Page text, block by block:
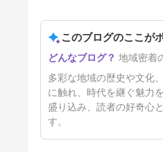
「支那そは屋 こうや」雲呑
〜東京都新宿区四谷のラー
27日前
このブログのここが
地域密着
多彩な地域の歴史や文化
に触れ、時代を継ぐ魅力
盛り込み、読者の好奇心
す。